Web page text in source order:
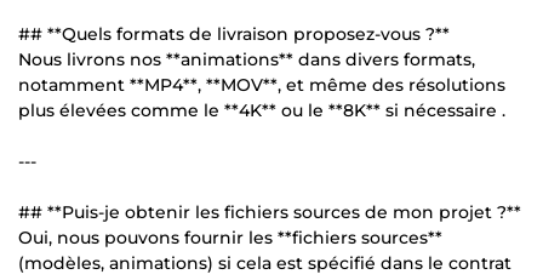
## **Quels formats de livraison proposez-vous ?**
Nous livrons nos **animations** dans divers formats,
notamment **MP4**, **MOV**, et même des résolutions
plus élevées comme le **4K** ou le **8K** si nécessaire .
---
## **Puis-je obtenir les fichiers sources de mon projet ?**
Oui, nous pouvons fournir les **fichiers sources**
(modèles, animations) si cela est spécifié dans le contrat